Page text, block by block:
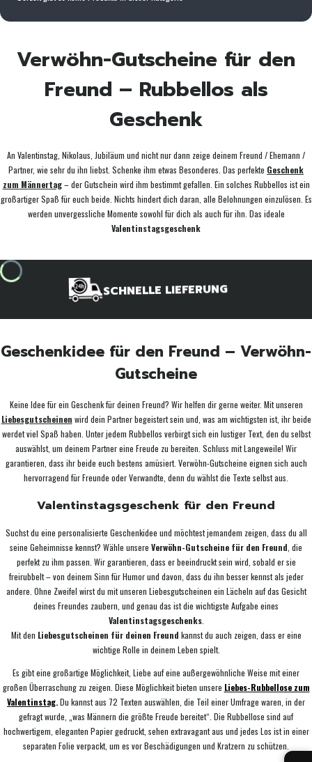
Verwöhn-Gutscheine für den
Freund – Rubbellos als
Geschenk
An Valentinstag, Nikolaus, Jubiläum und nicht nur dann zeige deinem Freund / Ehemann /
Partner, wie sehr du ihn liebst. Schenke ihm etwas Besonderes. Das perfekte Geschenk
zum Männertag– der Gutschein wird ihm bestimmt gefallen. Ein solches Rubbellos ist ein
großartiger Spaß für euch beide. Nichts hindert dich daran, alle Belohnungen einzulösen. Es
werden unvergessliche Momente sowohl für dich als auch für ihn. Das ideale
Valentinstagsgeschenk
SCHNELLE LIEFERUNG
Geschenkidee für den Freund – Verwöhn-
Gutscheine
Keine Idee für ein Geschenk für deinen Freund? Wir helfen dir gerne weiter. Mit unseren
Liebesgutscheinen wird dein Partner begeistert sein und, was am wichtigsten ist, ihr beide
werdet viel Spaß haben. Unter jedem Rubbellos verbirgt sich ein lustiger Text, den du selbst
auswählst, um deinem Partner eine Freude zu bereiten. Schluss mit Langeweile! Wir
garantieren, dass ihr beide euch bestens amüsiert. Verwöhn-Gutscheine eignen sich auch
hervorragend für Freunde oder Verwandte, denn du wählst die Texte selbst aus.
Valentinstagsgeschenk für den Freund
Suchst du eine personalisierte Geschenkidee und möchtest jemandem zeigen, dass du all
seine Geheimnisse kennst? Wähle unsere Verwöhn-Gutscheine für den Freund , die
perfekt zu ihm passen. Wir garantieren, dass er beeindruckt sein wird, sobald er sie
freirubbelt – von deinem Sinn für Humor und davon, dass du ihn besser kennst als jeder
andere. Ohne Zweifel wirst du mit unseren Liebesgutscheinen ein Lächeln auf das Gesicht
deines Freundes zaubern, und genau das ist die wichtigste Aufgabe eines
Valentinstagsgeschenks.
Mit den Liebesgutscheinen für deinen Freund kannst du auch zeigen, dass er eine
wichtige Rolle in deinem Leben spielt.
Es gibt eine großartige Möglichkeit, Liebe auf eine außergewöhnliche Weise mit einer
großen Überraschung zu zeigen. Diese Möglichkeit bieten unsere Liebes-Rubbellose zum
Valentinstag.Du kannst aus 72 Texten auswählen, die Teil einer Umfrage waren, in der
gefragt wurde, „was Männern die größte Freude bereitet“. Die Rubbellose sind auf
hochwertigem, eleganten Papier gedruckt, sehen extravagant aus und jedes Los ist in einer
separaten Folie verpackt, um es vor Beschädigungen und Kratzern zu schützen.